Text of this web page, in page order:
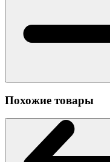
Похожие товары